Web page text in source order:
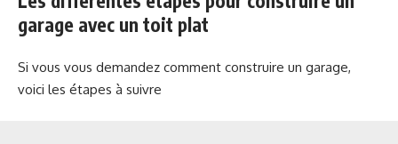
garage avec un toit plat
Si vous vous demandez comment construire un garage,
voici les étapes à suivre